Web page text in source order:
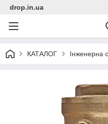
drop.in.ua
КАТАЛОГ Інженерна